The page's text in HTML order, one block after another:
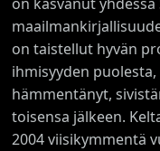
on taistellut hyvän
ihmisyyden
hämmentänyt,
toisensa jälkeen.
2004 viisikymmentä